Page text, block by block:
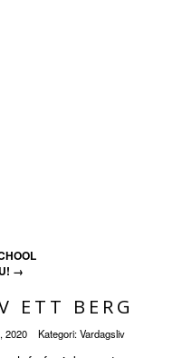
→
ETT BERG
2020 Kategori:Vardagsliv